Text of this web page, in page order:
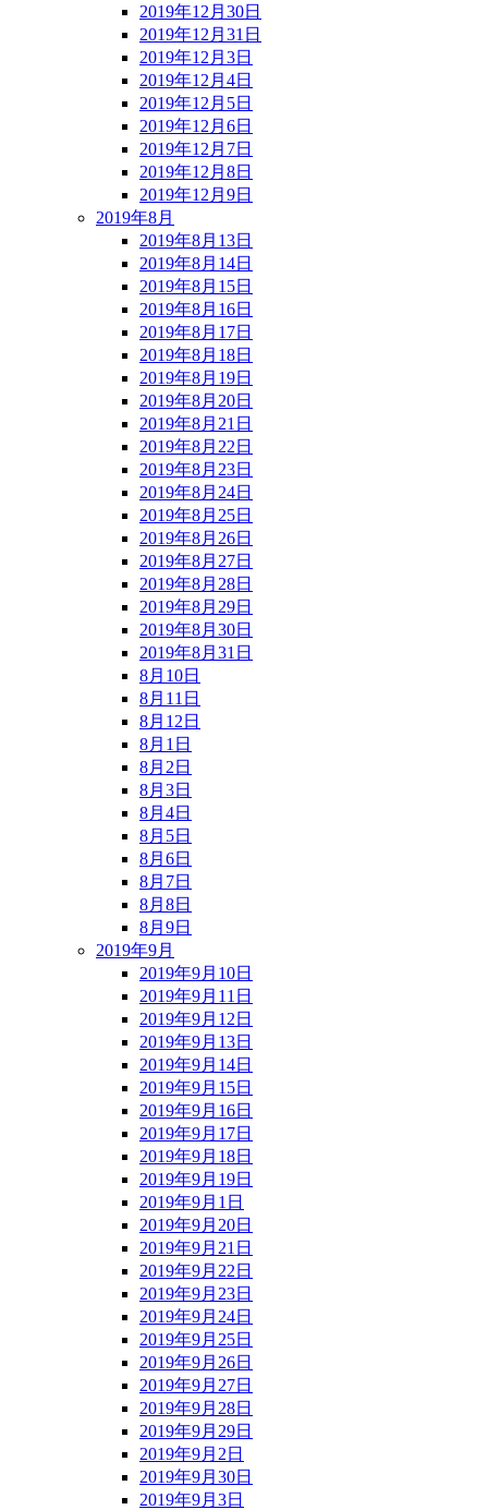
2019年12月30日
2019年12月31日
2019年12月3日
2019年12月4日
2019年12月5日
2019年12月6日
2019年12月7日
2019年12月8日
2019年12月9日
2019年8月
2019年8月13日
2019年8月14日
2019年8月15日
2019年8月16日
2019年8月17日
2019年8月18日
2019年8月19日
2019年8月20日
2019年8月21日
2019年8月22日
2019年8月23日
2019年8月24日
2019年8月25日
2019年8月26日
2019年8月27日
2019年8月28日
2019年8月29日
2019年8月30日
2019年8月31日
8月10日
8月11日
8月12日
8月1日
8月2日
8月3日
8月4日
8月5日
8月6日
8月7日
8月8日
8月9日
2019年9月
2019年9月10日
2019年9月11日
2019年9月12日
2019年9月13日
2019年9月14日
2019年9月15日
2019年9月16日
2019年9月17日
2019年9月18日
2019年9月19日
2019年9月1日
2019年9月20日
2019年9月21日
2019年9月22日
2019年9月23日
2019年9月24日
2019年9月25日
2019年9月26日
2019年9月27日
2019年9月28日
2019年9月29日
2019年9月2日
2019年9月30日
2019年9月3日